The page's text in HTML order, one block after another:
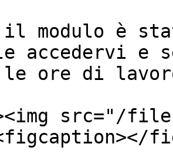
il modulo è
accedervi e
le ore di
src="/files/